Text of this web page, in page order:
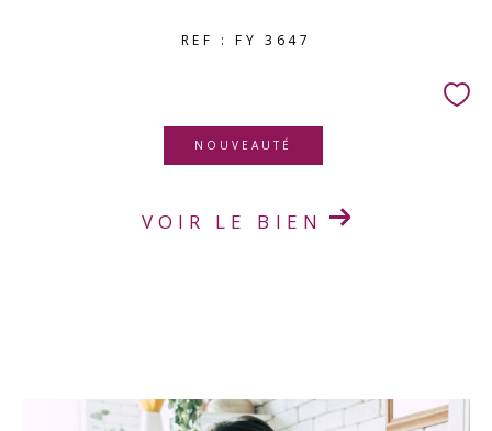
REF : FY 3647
NOUVEAUTÉ
VOIR LE BIEN